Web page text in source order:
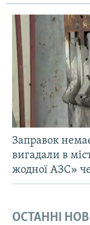
Заправок
вигадали в
жодної АЗС»
ОСТАННІ